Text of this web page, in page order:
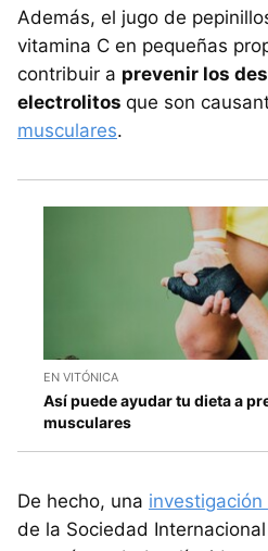
Además, el jugo de
vitamina C en pequeñas
contribuir a prevenir los
electrolitos que son
musculares.
EN VITÓNICA
Así puede ayudar tu dieta a
musculares
De hecho, una investigación
de la Sociedad